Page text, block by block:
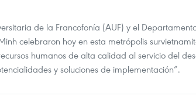
de la Francofonía (AUF) y el
celebraron hoy en esta metrópolis
humanos de alta calidad al servicio del
y soluciones de implementación”.